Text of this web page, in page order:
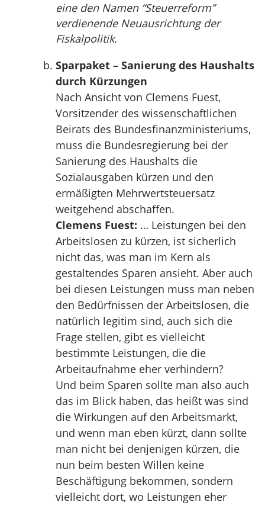
eine den Namen “Steuerreform”
verdienende Neuausrichtung der
Fiskalpolitik.
Sparpaket – Sanierung des Haushalts
durch Kürzungen
Nach Ansicht von Clemens Fuest,
Vorsitzender des wissenschaftlichen
Beirats des Bundesfinanzministeriums,
muss die Bundesregierung bei der
Sanierung des Haushalts die
Sozialausgaben kürzen und den
ermäßigten Mehrwertsteuersatz
weitgehend abschaffen.
Clemens Fuest: … Leistungen bei den
Arbeitslosen zu kürzen, ist sicherlich
nicht das, was man im Kern als
gestaltendes Sparen ansieht. Aber auch
bei diesen Leistungen muss man neben
den Bedürfnissen der Arbeitslosen, die
natürlich legitim sind, auch sich die
Frage stellen, gibt es vielleicht
bestimmte Leistungen, die die
Arbeitaufnahme eher verhindern?
Und beim Sparen sollte man also auch
das im Blick haben, das heißt was sind
die Wirkungen auf den Arbeitsmarkt,
und wenn man eben kürzt, dann sollte
man nicht bei denjenigen kürzen, die
nun beim besten Willen keine
Beschäftigung bekommen, sondern
vielleicht dort, wo Leistungen eher